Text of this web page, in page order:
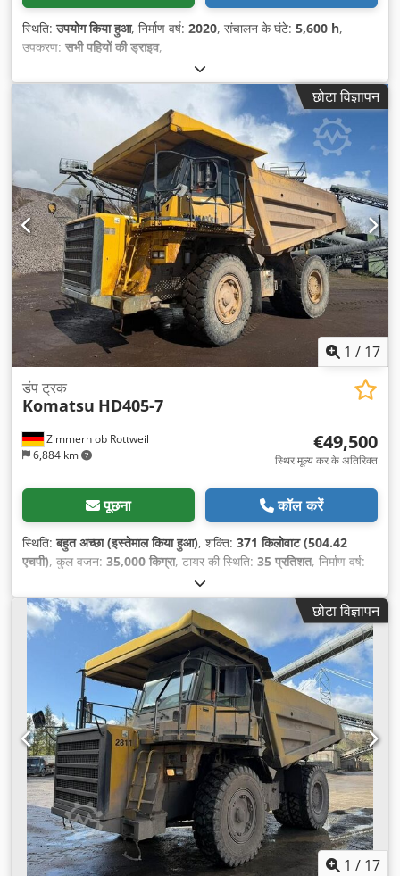
स्थिति:उपयोग किया हुआ, निर्माण वर्ष: 2020, संचालन के घंटे: 5,600 h,
उपकरण: सभी पहियों की ड्राइव,
छोटा विज्ञापन
1 / 17
Zimmern ob Rottweil
6,884 km
डंप ट्रक
Komatsu HD405-7
€49,500
स्थिर मूल्य कर के अतिरिक्त
पूछना कॉल करें
स्थिति:बहुत अच्छा (इस्तेमाल किया हुआ), शक्ति: 371 किलोवाट (504.42
एचपी), कुल वजन: 35,000 किग्रा, टायर की स्थिति: 35 प्रतिशत, निर्माण वर्ष:
छोटा विज्ञापन
1 / 17